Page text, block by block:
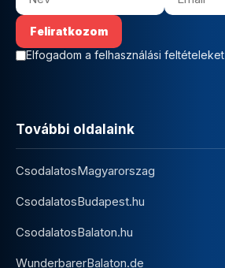
Elfogadom a felhasználási feltételeket
További oldalaink
CsodalatosMagyarorszag
CsodalatosBudapest.hu
CsodalatosBalaton.hu
WunderbarerBalaton.de